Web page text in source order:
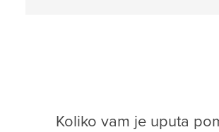
Koliko vam je uputa